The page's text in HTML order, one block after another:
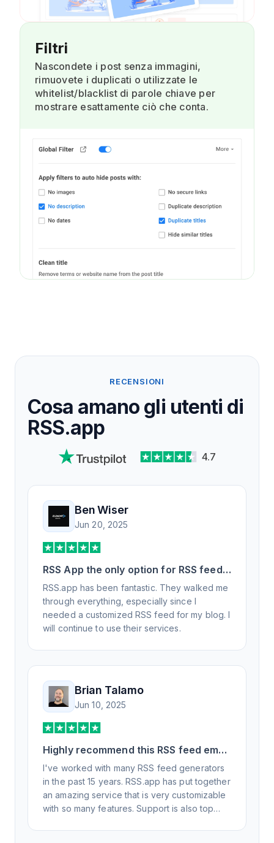
Filtri
Nascondete i post senza immagini,
rimuovete i duplicati o utilizzate le
whitelist/blacklist di parole chiave per
mostrare esattamente ciò che conta.
RECENSIONI
Cosa amano gli utenti di
RSS.app
4.7
Ben Wiser
Jun 20, 2025
RSS App the only option for RSS feed
generation
RSS.app has been fantastic. They walked me
through everything, especially since I
needed a customized RSS feed for my blog. I
will continue to use their services.
Brian Talamo
Jun 10, 2025
Highly recommend this RSS feed email
/ widget generator service.
I've worked with many RSS feed generators
in the past 15 years. RSS.app has put together
an amazing service that is very customizable
with so many features. Support is also top